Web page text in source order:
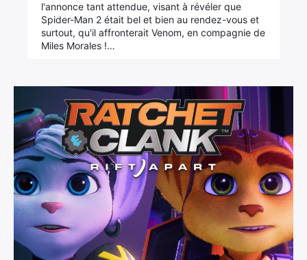
l'annonce tant attendue, visant à révéler que
Spider-Man 2 était bel et bien au rendez-vous et
surtout, qu'il affronterait Venom, en compagnie de
Miles Morales !…